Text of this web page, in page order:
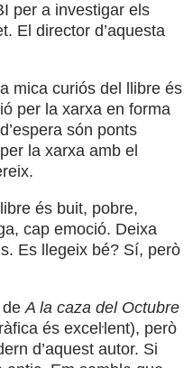
per a investigar els
El director d’aquesta
mica curiós del llibre és
per la xarxa en forma
són ponts
la xarxa amb el
és buit, pobre,
cap emoció. Deixa
Es llegeix bé? Sí, però
deA la caza del Octubre
és exceŀlent), però
d’aquest autor. Si